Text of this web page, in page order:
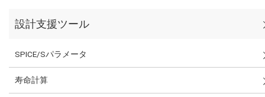
設計支援ツール
SPICE/Sパラメータ
寿命計算